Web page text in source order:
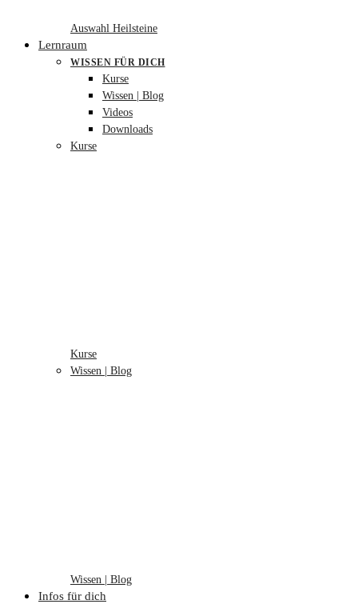
Auswahl Heilsteine
Lernraum
WISSEN FÜR DICH
Kurse
Wissen | Blog
Videos
Downloads
Kurse
Kurse
Wissen | Blog
Wissen | Blog
Infos für dich